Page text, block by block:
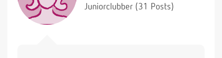
Juniorclubber (31 Posts)